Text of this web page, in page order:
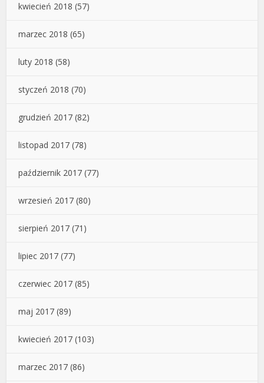
kwiecień 2018 (57)
marzec 2018 (65)
luty 2018 (58)
styczeń 2018 (70)
grudzień 2017 (82)
listopad 2017 (78)
październik 2017 (77)
wrzesień 2017 (80)
sierpień 2017 (71)
lipiec 2017 (77)
czerwiec 2017 (85)
maj 2017 (89)
kwiecień 2017 (103)
marzec 2017 (86)